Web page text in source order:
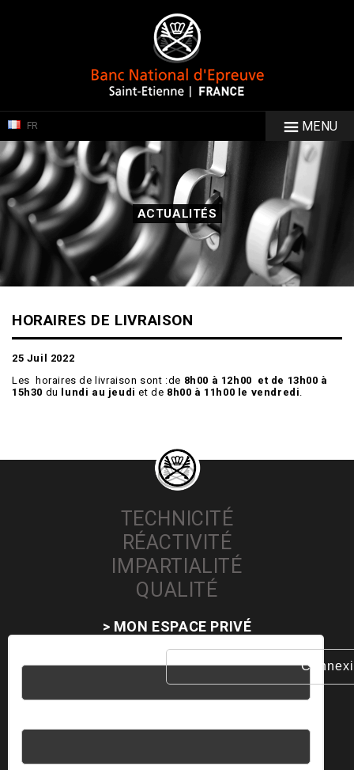
MENU
FR
ACTUALITÉS
HORAIRES DE LIVRAISON
25 Juil 2022
Les horaires de livraison sont :de 8h00 à 12h00 et de 13h00 à
15h30 du lundi au jeudi et de 8h00 à 11h00 le vendredi
TECHNICITÉ
RÉACTIVITÉ
IMPARTIALITÉ
QUALITÉ
> MON ESPACE PRIVÉ